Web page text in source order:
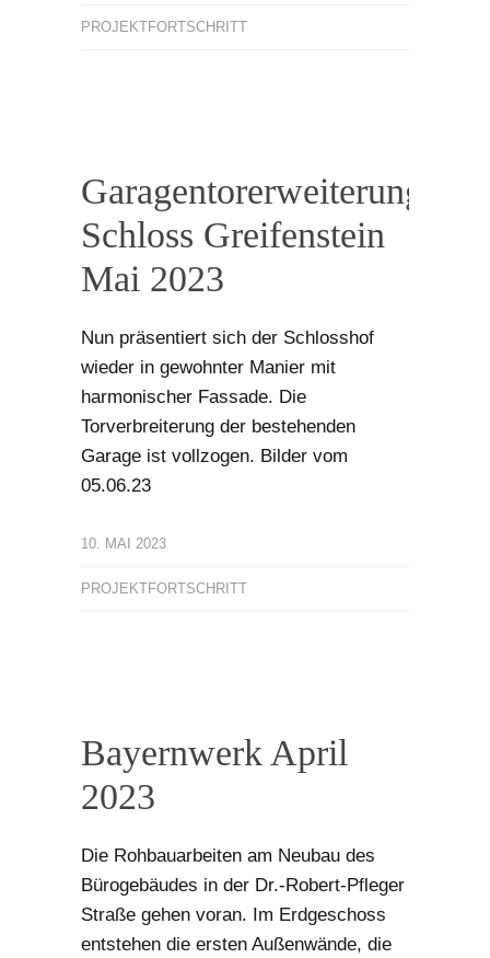
PROJEKTFORTSCHRITT
Garagentorerweiterung
Schloss Greifenstein
Mai 2023
Nun präsentiert sich der Schlosshof
wieder in gewohnter Manier mit
harmonischer Fassade. Die
Torverbreiterung der bestehenden
Garage ist vollzogen. Bilder vom
05.06.23
10. MAI 2023
PROJEKTFORTSCHRITT
Bayernwerk April
2023
Die Rohbauarbeiten am Neubau des
Bürogebäudes in der Dr.-Robert-Pfleger
Straße gehen voran. Im Erdgeschoss
entstehen die ersten Außenwände, die